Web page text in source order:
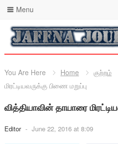
Menu
You Are Here Home குற்றம்
மிரட்டியவருக்கு பிணை மறுப்பு
வித்தியாவின் தாயாரை
Editor - June 22, 2016 at 8:09